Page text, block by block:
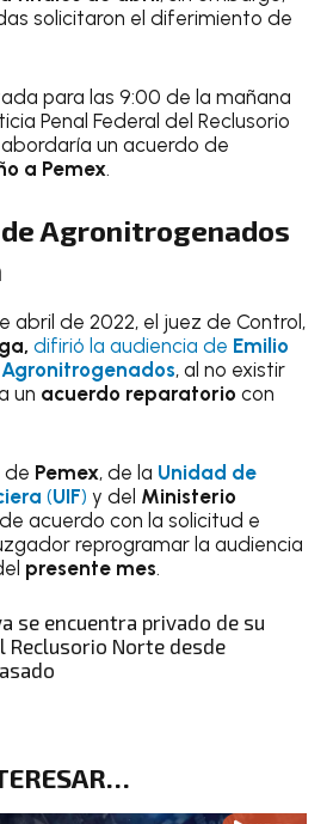
solicitaron el diferimiento de
para las 9:00 de la mañana
Penal Federal del Reclusorio
un acuerdo de
a Pemex.
Agronitrogenados
abril de 2022, el juez de Control,
difirió la audiencia de Emilio
Agronitrogenados, al no existir
un acuerdo reparatorio con
de Pemex, de la Unidad de
(UIF)y del Ministerio
acuerdo con la solicitud e
reprogramar la audiencia
presente mes.
se encuentra privado de su
Reclusorio Norte desde